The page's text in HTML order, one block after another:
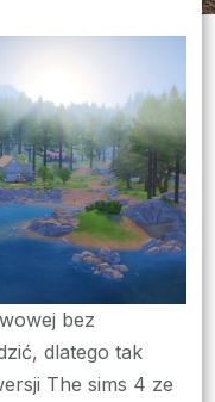
do
gry
The
SIms
4
bez
dlatego tak
The sims 4 ze